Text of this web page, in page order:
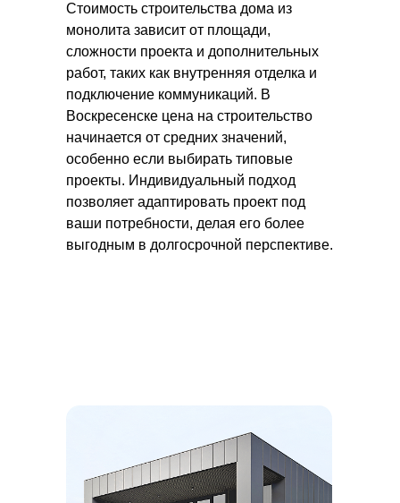
Стоимость строительства дома из
монолита зависит от площади,
сложности проекта и дополнительных
работ, таких как внутренняя отделка и
подключение коммуникаций. В
Воскресенске цена на строительство
начинается от средних значений,
особенно если выбирать типовые
проекты. Индивидуальный подход
позволяет адаптировать проект под
ваши потребности, делая его более
выгодным в долгосрочной перспективе.